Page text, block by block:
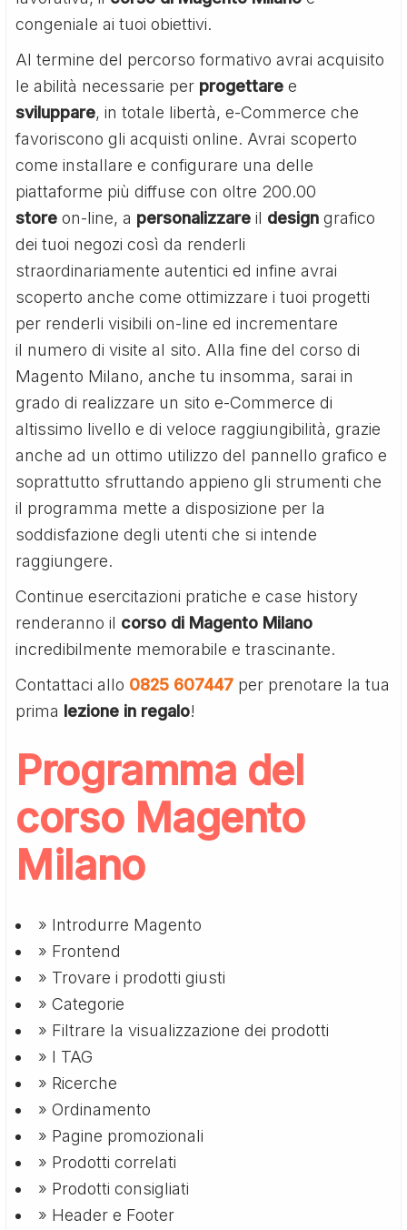
congeniale ai tuoi obiettivi.
Al termine del percorso formativo avrai acquisito
le abilità necessarie per progettare e
sviluppare, in totale libertà, e-Commerce che
favoriscono gli acquisti online. Avrai scoperto
come installare e configurare una delle
piattaforme più diffuse con oltre 200.00
storeon-line, a personalizzare il design grafico
dei tuoi negozi così da renderli
straordinariamente autentici ed infine avrai
scoperto anche come ottimizzare i tuoi progetti
per renderli visibili on-line ed incrementare
il numero di visite al sito. Alla fine del corso di
Magento Milano, anche tu insomma, sarai in
grado di realizzare un sito e-Commerce di
altissimo livello e di veloce raggiungibilità, grazie
anche ad un ottimo utilizzo del pannello grafico e
soprattutto sfruttando appieno gli strumenti che
il programma mette a disposizione per la
soddisfazione degli utenti che si intende
raggiungere.
Continue esercitazioni pratiche e case history
renderanno il corso di Magento Milano
incredibilmente memorabile e trascinante.
Contattaci allo 0825 607447 per prenotare la tua
prima lezione in regalo!
Programma del
corso Magento
Milano
» Introdurre Magento
» Frontend
» Trovare i prodotti giusti
» Categorie
» Filtrare la visualizzazione dei prodotti
» I TAG
» Ricerche
» Ordinamento
» Pagine promozionali
» Prodotti correlati
» Prodotti consigliati
» Header e Footer